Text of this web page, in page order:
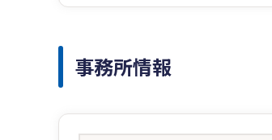
事務所情報